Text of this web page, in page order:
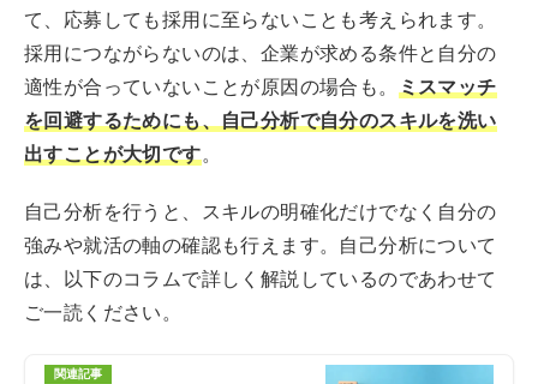
て、応募しても採用に至らないことも考えられます。
採用につながらないのは、企業が求める条件と自分の
適性が合っていないことが原因の場合も。 ミスマッチ
を回避するためにも、自己分析で自分のスキルを洗い
出すことが大切です。
自己分析を行うと、スキルの明確化だけでなく自分の
強みや就活の軸の確認も行えます。自己分析について
は、以下のコラムで詳しく解説しているのであわせて
ご一読ください。
関連記事